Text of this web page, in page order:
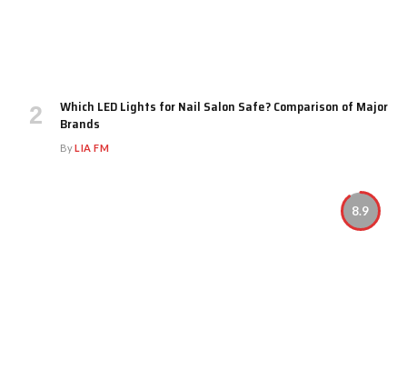
Which LED Lights for Nail Salon Safe? Comparison of Major
Brands
ByLIA FM
8.9